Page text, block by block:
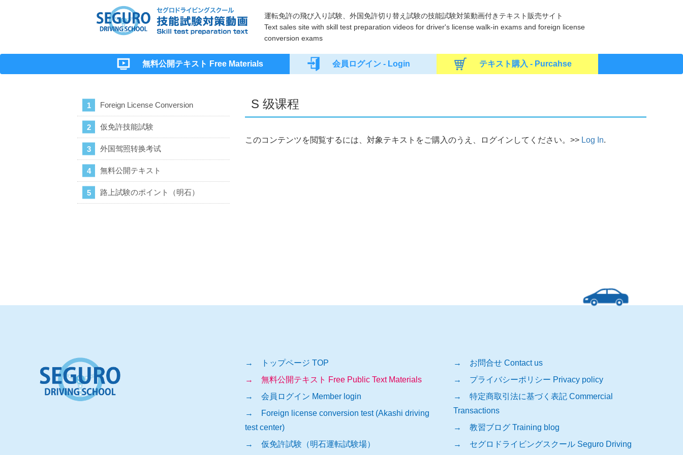
運転免許の飛び入り試験、外国免許切り替え試験の技能試験対策動画付きテキスト販売サイト
Text sales site with skill test preparation videos for driver's license walk-in exams and foreign license
conversion exams
無料公開テキスト Free Materials 会員ログイン - Login テキスト購入 - Purcahse
Foreign License Conversion
仮免許技能試験
外国驾照转换考试
無料公開テキスト
路上試験のポイント（明石）
S 级课程
このコンテンツを閲覧するには、対象テキストをご購入のうえ、ログインしてください。>> Log In.
→ トップページ TOP
→ 無料公開テキスト Free Public Text Materials
→ 会員ログイン Member login
→ Foreign license conversion test (Akashi driving
test center)
→ 仮免許試験（明石運転試験場）
→ お問合せ Contact us
→ プライバシーポリシー Privacy policy
→ 特定商取引法に基づく表記 Commercial
Transactions
→ 教習ブログ Training blog
→ セグロドライビングスクール Seguro Driving